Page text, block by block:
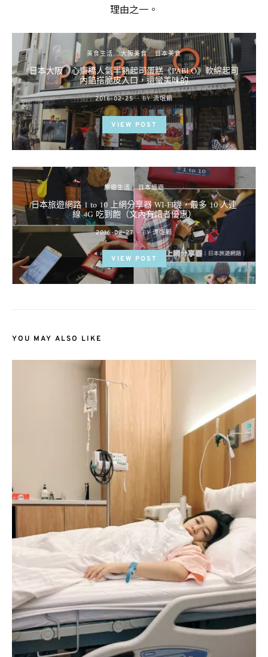
理由之一。
美食生活 大阪美食 日本美食
日本大阪｜心齋橋人氣半熟起司蛋糕《PABLO》軟綿起司
內餡搭脆皮入口，還蠻美味的
POSTED
ON
2016-02-25 BY 流氓顆
VIEW POST
旅遊生活 日本旅遊
日本旅遊網路 1 to 10 上網分享器 WI-FI機，最多 10 人連
線 4G 吃到飽（文內有讀者優惠）
POSTED
ON
2016-02-27 BY 流氓顆
VIEW POST
YOU MAY ALSO LIKE